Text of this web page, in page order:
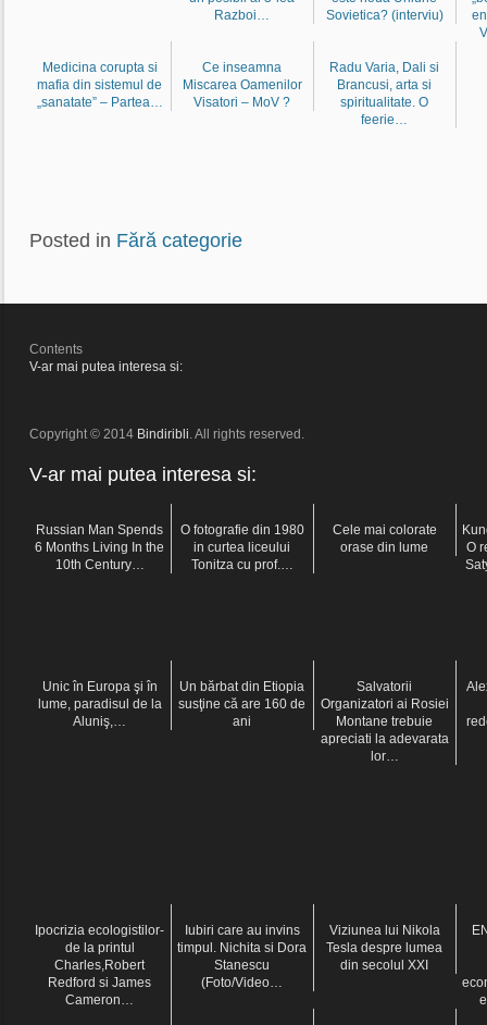
Razboi…
Sovietica? (interviu)
Medicina corupta si
mafia din sistemul de
„sanatate” – Partea…
Ce inseamna
Miscarea Oamenilor
Visatori – MoV ?
Radu Varia, Dali si
Brancusi, arta si
spiritualitate. O
feerie…
Posted in Fără categorie
Contents
V-ar mai putea interesa si:
Copyright © 2014 Bindiribli . All rights reserved.
V-ar mai putea interesa si:
Russian Man Spends
6 Months Living In the
10th Century…
O fotografie din 1980
in curtea liceului
Tonitza cu prof.…
Cele mai colorate
orase din lume
O
Unic în Europa şi în
lume, paradisul de la
Aluniş,…
Un bărbat din Etiopia
susţine că are 160 de
ani
Salvatorii
Organizatori ai Rosiei
Montane trebuie
apreciati la adevarata
lor…
Ipocrizia ecologistilor-
de la printul
Charles,Robert
Redford si James
Cameron…
Iubiri care au invins
timpul. Nichita si Dora
Stanescu
(Foto/Video…
Viziunea lui Nikola
Tesla despre lumea
din secolul XXI